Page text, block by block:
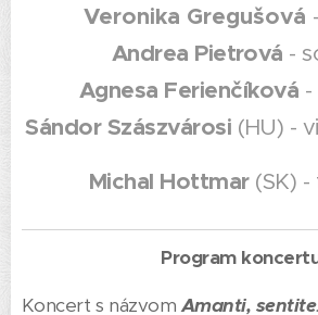
Veronika Gregušová
Andrea Pietrová -
Agnesa Ferienčíková
Sándor Szászvárosi (HU) -
Michal Hottmar(SK) -
Program
Koncert s názvomAmanti, sentite